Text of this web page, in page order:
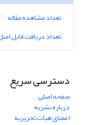
تعداد مشاهده مقاله
تعداد دریافت فایل
دسترسی سریع
صفحه اصلی
درباره نشریه
اعضای هیات تحریریه